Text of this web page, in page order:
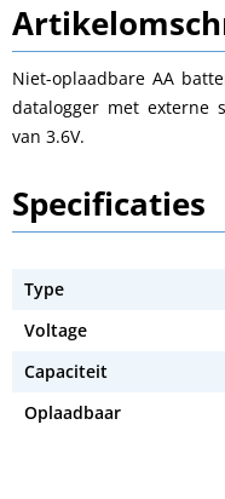
Niet-oplaadbare AA
datalogger met externe
van 3.6V.
Specificaties
Type
Voltage
Capaciteit
Oplaadbaar